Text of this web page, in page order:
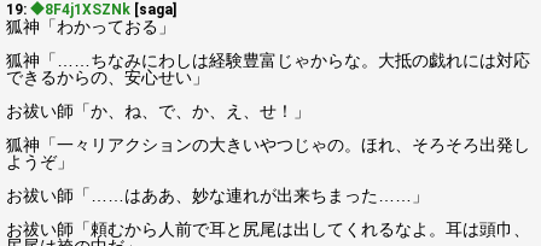
19: ◆8F4j1XSZNk [saga]
狐神「わかっておる」
狐神「……ちなみにわしは経験豊富じゃからな。大抵の戯れには対応
できるからの、安心せい」
お祓い師「か、ね、で、か、え、せ！」
狐神「一々リアクションの大きいやつじゃの。ほれ、そろそろ出発し
ようぞ」
お祓い師「……はああ、妙な連れが出来ちまった……」
お祓い師「頼むから人前で耳と尻尾は出してくれるなよ。耳は頭巾、